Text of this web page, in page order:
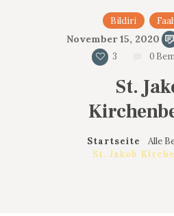
Bildiri
November 15, 2020
3
0
St.
Startseite Alle
St. Jakob
STARTSEITE
UNSERE SATZUNG
SOZIALE MEDIEN
AKTIVITÄTEN
KONTAKT
DATENSCHUTZ